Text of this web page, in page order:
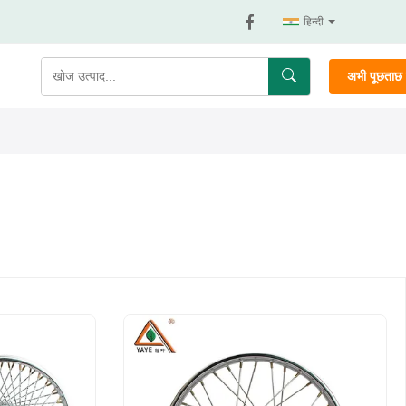
हिन्दी
अभी